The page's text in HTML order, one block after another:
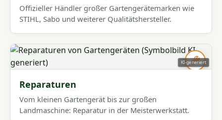
Offizieller Händler großer Gartengerätemarken wie
STIHL, Sabo und weiterer Qualitätshersteller.
KI-generiert
Reparaturen
Vom kleinen Gartengerät bis zur großen
Landmaschine: Reparatur in der Meisterwerkstatt.